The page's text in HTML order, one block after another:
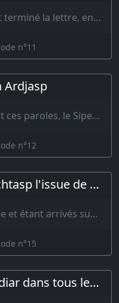
Lorsque le Destour du roi eut terminé la lettre, en présence de tous les grand…
n°11
Ardjasp
Pendant que le roi prononçait ces paroles, le Sipehdar Zerir et Isfendiar tirèrent leurs épées e…
n°12
Djamasp dévoile à Guschtasp l'issue de la bataille
Ayant quitté Balkh la glorieuse et étant arrivés sur le Djihoun, le …
n°15
Guschtasp envoie Isfendiar dans tous les pays pour les convertir à la religion de Zerdouscht